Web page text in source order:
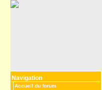
Navigation
Accueil du forum